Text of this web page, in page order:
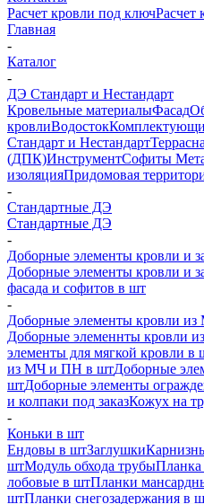
Расчет кровли под ключРасчет
Главная
-
Каталог
-
ДЭ Стандарт и Нестандарт
Кровельные материалыФасад
кровлиВодосток
Стандарт и Нестандарт
(ДПК)ИнструментСофиты
изоляцияПридомовая
-
Стандартные ДЭ
Стандартные ДЭ
-
Доборные элементы кровли и
Доборные элементы кровли и
фасада и софитов в шт
-
Доборные элементы кровли
Доборные элеменнты кровли
элементы для мягкой кровли в
из МЧ и ПН в штДоборные
штДоборные элементы
и колпаки под заказКожух на
-
Коньки в шт
Ендовы в штЗаглушки
штМодуль обхода трубыПланка
лобовые в штПланки
штПланки снегозадержания в